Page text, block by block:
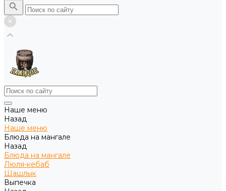
Наше меню
Назад
Наше меню
Блюда на мангале
Назад
Блюда на мангале
Люля-кебаб
Шашлык
Выпечка